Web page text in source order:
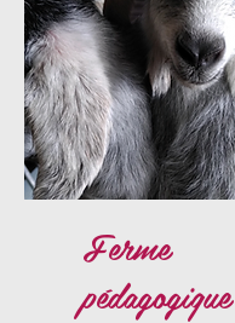
Ferme
pédagogique